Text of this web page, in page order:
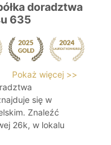
doradztwa
635
Pokaż więcej >>
się w
Znaleźć
26k, w lokalu